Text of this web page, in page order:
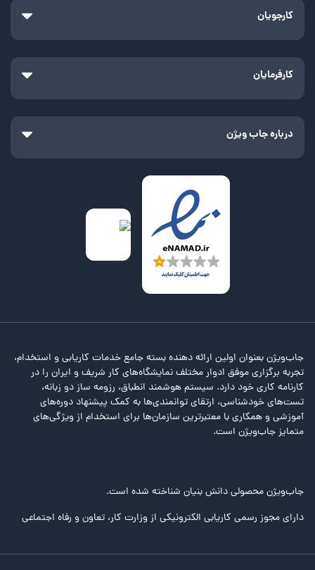
کارجویان
کارفرمایان
درباره جاب ویژن
جاب‌ویژن بعنوان اولین ارائه دهنده بسته جامع خدمات کاریابی و استخدام،
تجربه برگزاری موفق ادوار مختلف نمایشگاه‌های کار شریف و ایران را در
کارنامه کاری خود دارد. سیستم هوشمند انطباق، رزومه ساز دو زبانه،
تست‌های خودشناسی، ارتقای توانمندی‌ها به کمک پیشنهاد دوره‌های
آموزشی و همکاری با معتبرترین سازمان‌ها برای استخدام از ویژگی‌های
متمایز جاب‌ویژن است.
جاب‌ویژن محصولی دانش بنیان شناخته شده است.
دارای مجوز رسمی کاریابی الکترونیکی از وزارت کار، تعاون و رفاه اجتماعی